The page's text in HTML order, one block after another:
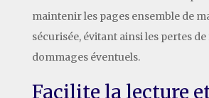
maintenir les pages ensemble de
sécurisée, évitant ainsi les pertes
dommages éventuels.
Facilite la lecture